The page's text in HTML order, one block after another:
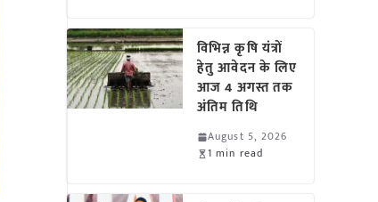
विभिन्न कृषि यंत्रों
हेतु आवेदन के लिए
आज 4 अगस्त तक
अंतिम तिथि
August 5, 2026
1 min read